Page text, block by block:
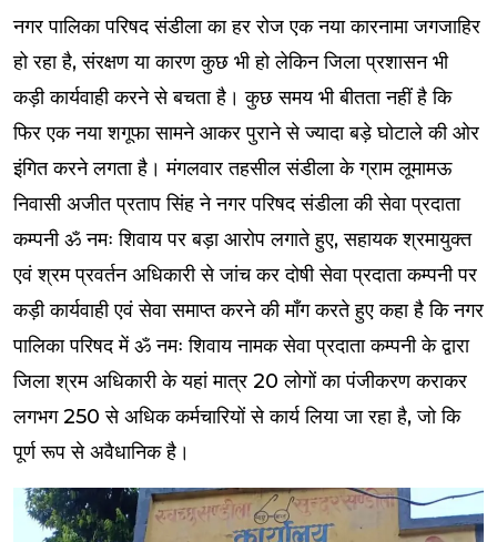
नगर पालिका परिषद संडीला का हर रोज एक नया कारनामा जगजाहिर
हो रहा है, संरक्षण या कारण कुछ भी हो लेकिन जिला प्रशासन भी
कड़ी कार्यवाही करने से बचता है। कुछ समय भी बीतता नहीं है कि
फिर एक नया शगूफा सामने आकर पुराने से ज्यादा बड़े घोटाले की ओर
इंगित करने लगता है। मंगलवार तहसील संडीला के ग्राम लूमामऊ
निवासी अजीत प्रताप सिंह ने नगर परिषद संडीला की सेवा प्रदाता
कम्पनी ॐ नमः शिवाय पर बड़ा आरोप लगाते हुए, सहायक श्रमायुक्त
एवं श्रम प्रवर्तन अधिकारी से जांच कर दोषी सेवा प्रदाता कम्पनी पर
कड़ी कार्यवाही एवं सेवा समाप्त करने की माँग करते हुए कहा है कि नगर
पालिका परिषद में ॐ नमः शिवाय नामक सेवा प्रदाता कम्पनी के द्वारा
जिला श्रम अधिकारी के यहां मात्र 20 लोगों का पंजीकरण कराकर
लगभग 250 से अधिक कर्मचारियों से कार्य लिया जा रहा है, जो कि
पूर्ण रूप से अवैधानिक है।